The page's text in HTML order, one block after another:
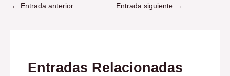
← Entrada anterior Entrada siguiente →
Entradas Relacionadas